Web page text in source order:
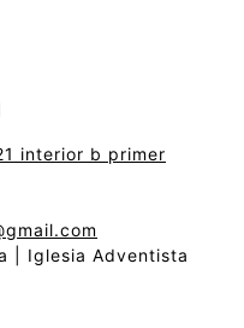
interior b primer
| Iglesia Adventista